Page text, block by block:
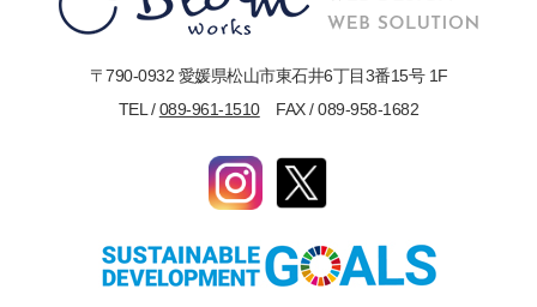
〒790-0932 愛媛県松山市東石井6丁目3番15号 1F
TEL /089-961-1510FAX / 089-958-1682